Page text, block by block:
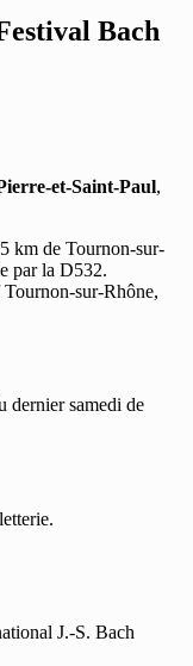
Bach
et-Saint-Paul,
km de Tournon-sur-
par la D532.
sur-Rhône,
dernier samedi de
J.-S. Bach